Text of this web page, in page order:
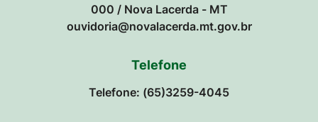
000 / Nova Lacerda - MT
ouvidoria@novalacerda.mt.gov.br
Telefone
Telefone: (65)3259-4045